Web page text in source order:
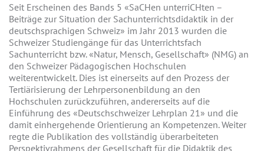
Seit Erscheinen des Bands 5 «SaCHen unterriCHten –
Beiträge zur Situation der Sachunterrichtsdidaktik in der
deutschsprachigen Schweiz» im Jahr 2013 wurden die
Schweizer Studiengänge für das Unterrichtsfach
Sachunterricht bzw. «Natur, Mensch, Gesellschaft» (NMG) an
den Schweizer Pädagogischen Hochschulen
weiterentwickelt. Dies ist einerseits auf den Prozess der
Tertiärisierung der Lehrpersonenbildung an den
Hochschulen zurückzuführen, andererseits auf die
Einführung des «Deutschschweizer Lehrplan 21» und die
damit einhergehende Orientierung an Kompetenzen. Weiter
regte die Publikation des vollständig überarbeiteten
Perspektivrahmens der Gesellschaft für die Didaktik des